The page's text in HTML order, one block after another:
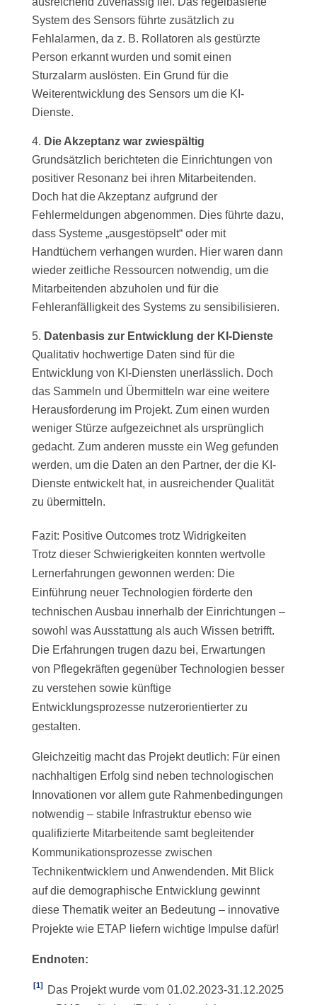
System des Sensors führte zusätzlich zu
Fehlalarmen, da z. B. Rollatoren als gestürzte
Person erkannt wurden und somit einen
Sturzalarm auslösten. Ein Grund für die
Weiterentwicklung des Sensors um die KI-
Dienste.
Die Akzeptanz war zwiespältig
Grundsätzlich berichteten die Einrichtungen von
positiver Resonanz bei ihren Mitarbeitenden.
Doch hat die Akzeptanz aufgrund der
Fehlermeldungen abgenommen. Dies führte dazu,
dass Systeme „ausgestöpselt“ oder mit
Handtüchern verhangen wurden. Hier waren dann
wieder zeitliche Ressourcen notwendig, um die
Mitarbeitenden abzuholen und für die
Fehleranfälligkeit des Systems zu sensibilisieren.
Datenbasis zur Entwicklung der KI-Dienste
Qualitativ hochwertige Daten sind für die
Entwicklung von KI-Diensten unerlässlich. Doch
das Sammeln und Übermitteln war eine weitere
Herausforderung im Projekt. Zum einen wurden
weniger Stürze aufgezeichnet als ursprünglich
gedacht. Zum anderen musste ein Weg gefunden
werden, um die Daten an den Partner, der die KI-
Dienste entwickelt hat, in ausreichender Qualität
zu übermitteln.
Fazit: Positive Outcomes trotz Widrigkeiten
Trotz dieser Schwierigkeiten konnten wertvolle
Lernerfahrungen gewonnen werden: Die
Einführung neuer Technologien förderte den
technischen Ausbau innerhalb der Einrichtungen –
sowohl was Ausstattung als auch Wissen betrifft.
Die Erfahrungen trugen dazu bei, Erwartungen
von Pflegekräften gegenüber Technologien besser
zu verstehen sowie künftige
Entwicklungsprozesse nutzerorientierter zu
gestalten.
Gleichzeitig macht das Projekt deutlich: Für einen
nachhaltigen Erfolg sind neben technologischen
Innovationen vor allem gute Rahmenbedingungen
notwendig – stabile Infrastruktur ebenso wie
qualifizierte Mitarbeitende samt begleitender
Kommunikationsprozesse zwischen
Technikentwicklern und Anwendenden. Mit Blick
auf die demographische Entwicklung gewinnt
diese Thematik weiter an Bedeutung – innovative
Projekte wie ETAP liefern wichtige Impulse dafür!
Endnoten:
[1]
Das Projekt wurde vom 01.02.2023-31.12.2025